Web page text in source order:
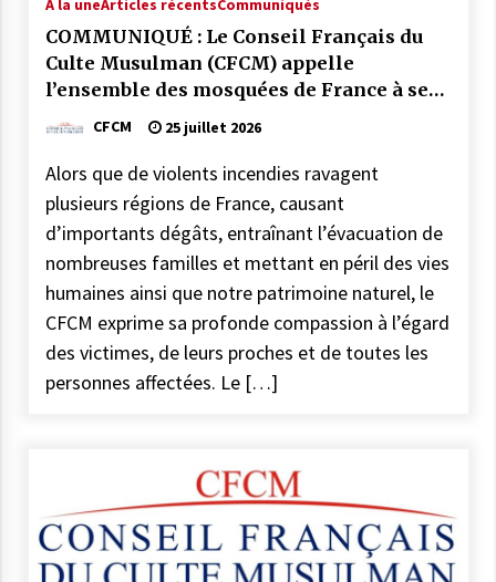
COMMUNIQUÉ : Le CFCM rejette les
propos scandaleux du député RN Julien
Odoul.
22 avril 2026
est le jour de l’Aïd El Fitr
10 mars 2026
Mise au point : Ramadan 2026,
légitimité des instances et confusions :
le CFCM appelle à considérer avant
tout l’unité et l’intérêt général des
musulmans de France
21 février 2026
COMMUNIQUÉ : Jeudi 19 février 2026
est le premier jour de Ramadan
COMMUNIQUÉ :
28 novembre 2025
Communiqué : LE CFCM MET EN
À la uneArticles récentsCommuniqués
COMMUNIQUÉ : Le Conseil Français du
Culte Musulman (CFCM) appelle
l’ensemble des mosquées de France à se
mobiliser par la prière et la solidarité
face aux incendies qui frappent notre
pays.
CFCM 25 juillet 2026
Alors que de violents incendies ravagent
plusieurs régions de France, causant
d’importants dégâts, entraînant l’évacuation de
nombreuses familles et mettant en péril des vies
humaines ainsi que notre patrimoine naturel, le
CFCM exprime sa profonde compassion à l’égard
des victimes, de leurs proches et de toutes les
personnes affectées. Le […]